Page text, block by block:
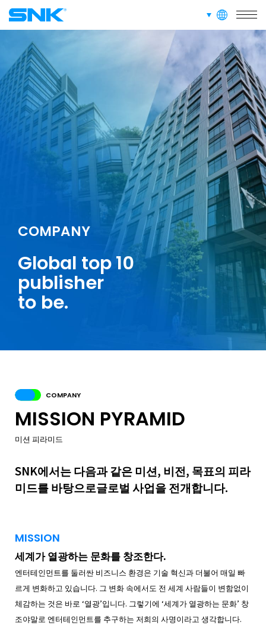
snk corporation languages
COMPANY
Global top10
publisher
to be.
COMPANY
MISSION PYRAMID
미션 피라미드
SNK에서는 다음과 같은 미션, 비전, 목표의 피라
미드를 바탕으로글로벌 사업을 전개합니다.
MISSION
세계가 열광하는 문화를 창조한다.
엔터테인먼트를 둘러싼 비즈니스 환경은 기술 혁신과 더불어 매일 빠
르게 변화하고 있습니다. 그 변화 속에서도 전 세계 사람들이 변함없이
체감하는 것은 바로 ‘열광’입니다. 그렇기에 ‘세계가 열광하는 문화’ 창
조야말로 엔터테인먼트를 추구하는 저희의 사명이라고 생각합니다.